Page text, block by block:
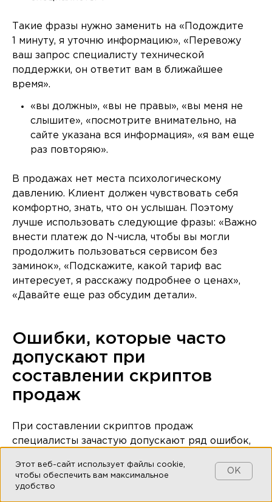
Такие фразы нужно заменить на «Подождите
1 минуту, я уточню информацию», «Перевожу
ваш запрос специалисту технической
поддержки, он ответит вам в ближайшее
время».
«вы должны», «вы не правы», «вы меня не
слышите», «посмотрите внимательно, на
сайте указана вся информация», «я вам еще
раз повторяю».
В продажах нет места психологическому
давлению. Клиент должен чувствовать себя
комфортно, знать, что он услышан. Поэтому
лучше использовать следующие фразы: «Важно
внести платеж до N-числа, чтобы вы могли
продолжить пользоваться сервисом без
заминок», «Подскажите, какой тариф вас
интересует, я расскажу подробнее о ценах»,
«Давайте еще раз обсудим детали».
Ошибки, которые часто
допускают при
составлении скриптов
продаж
При составлении скриптов продаж
специалисты зачастую допускают ряд ошибок,
Одной из главных промахов является
чрезмерная роботизированность. Слишком
структурированный и формализованный подход
Этот веб-сайт использует файлы cookie,
чтобы обеспечить вам максимальное
удобство
OK